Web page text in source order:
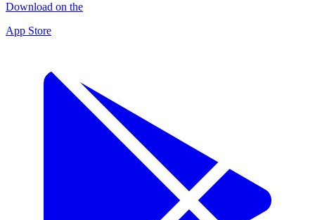
Download on the
App Store